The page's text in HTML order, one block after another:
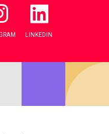
LINKEDIN